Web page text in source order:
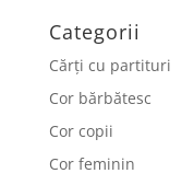
Categorii
Cărți cu partituri
Cor bărbătesc
Cor copii
Cor feminin